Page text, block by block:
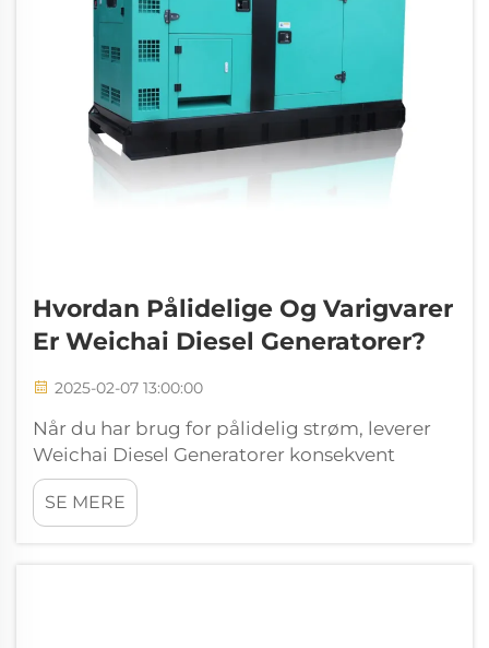
Hvordan Pålidelige Og Varigvarer
Er Weichai Diesel Generatorer?
2025-02-07 13:00:00
Når du har brug for pålidelig strøm, leverer
Weichai Diesel Generatorer konsekvent
ydeevne. Deres avancerede ingeniørarbejde
sikrer pålidelig drift i kritiske situationer.
Bygget med robuste materialer, standser
SE MERE